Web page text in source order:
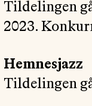
Tildelingen
2023.
Hemnesjazz
Tildelingen